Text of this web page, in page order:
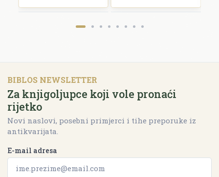
BIBLOS NEWSLETTER
Za knjigoljupce koji vole pronaći
rijetko
Novi naslovi, posebni primjerci i tihe preporuke iz
antikvarijata.
E-mail adresa